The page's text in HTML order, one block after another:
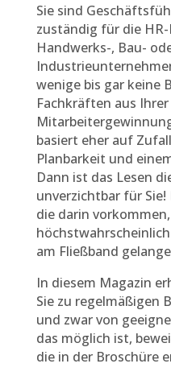
Sie sind
zuständig für die
Handwerks-, Bau-
wenige bis gar keine
Fachkräften aus Ihrer
basiert eher auf
Planbarkeit und
Dann ist das Lesen
unverzichtbar für
die darin
am Fließband
In diesem Magazin
Sie zu regelmäßigen
und zwar von
das möglich ist,
die in der Broschüre